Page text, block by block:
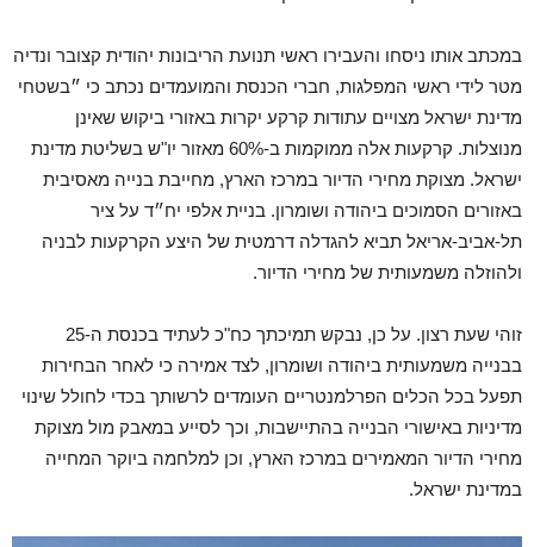
במכתב אותו ניסחו והעבירו ראשי תנועת הריבונות יהודית קצובר ונדיה
מטר לידי ראשי המפלגות, חברי הכנסת והמועמדים נכתב כי ״בשטחי
מדינת ישראל מצויים עתודות קרקע יקרות באזורי ביקוש שאינן
מנוצלות. קרקעות אלה ממוקמות ב-60% מאזור יו"ש בשליטת מדינת
ישראל. מצוקת מחירי הדיור במרכז הארץ, מחייבת בנייה מאסיבית
באזורים הסמוכים ביהודה ושומרון. בניית אלפי יח״ד על ציר
תל-אביב-אריאל תביא להגדלה דרמטית של היצע הקרקעות לבניה
ולהוזלה משמעותית של מחירי הדיור.
זוהי שעת רצון. על כן, נבקש תמיכתך כח"כ לעתיד בכנסת ה-25
בבנייה משמעותית ביהודה ושומרון, לצד אמירה כי לאחר הבחירות
תפעל בכל הכלים הפרלמנטריים העומדים לרשותך בכדי לחולל שינוי
מדיניות באישורי הבנייה בהתיישבות, וכך לסייע במאבק מול מצוקת
מחירי הדיור המאמירים במרכז הארץ, וכן למלחמה ביוקר המחייה
במדינת ישראל.